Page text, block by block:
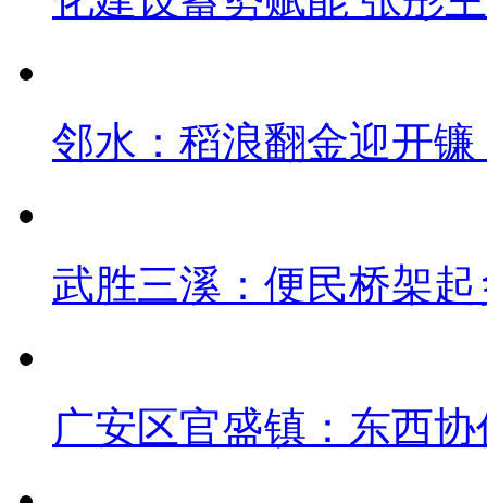
邻水：稻浪翻金迎开
武胜三溪：便民桥架
广安区官盛镇：东西